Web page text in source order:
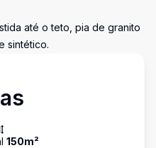
até o teto, pia de granito
sintético.
150m²